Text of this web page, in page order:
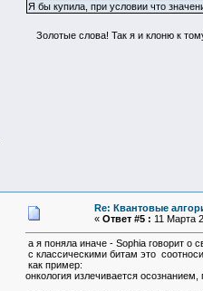
Я бы купила, при условии что
Золотые слова! Так я и клоню к
Re: Квантовые
« Ответ #5 : 11 Марта
а я поняла иначе - Sophia говорит о
с классическими битам это
как пример:
онкология излечивается